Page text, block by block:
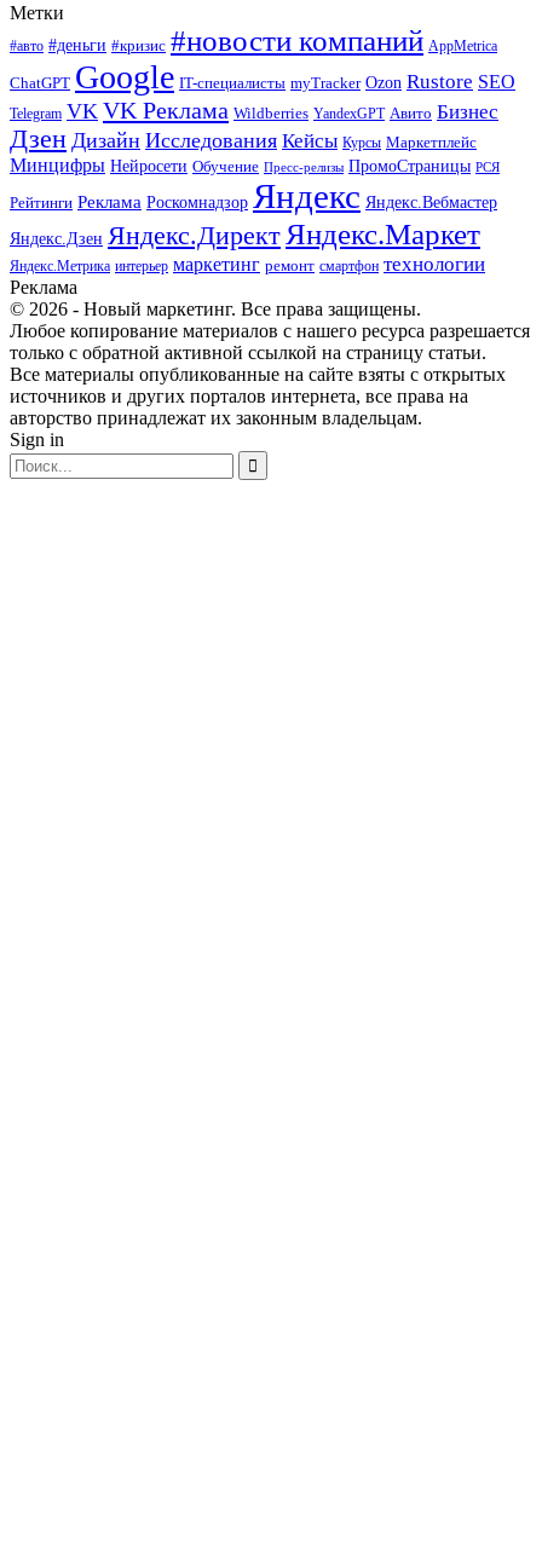
Метки
#авто #деньги #кризис #новости компаний AppMetrica
ChatGPT Google IT-специалисты myTracker Ozon Rustore SEO
Telegram VK VK Реклама Wildberries YandexGPT Авито Бизнес
Дзен Дизайн Исследования Кейсы Курсы Маркетплейс
Минцифры Нейросети Обучение Пресс-релизы ПромоСтраницы РСЯ
Рейтинги Реклама Роскомнадзор Яндекс Яндекс.Вебмастер
Яндекс.Дзен Яндекс.ДиректЯндекс.Маркет
Яндекс.Метрика интерьер маркетинг ремонт смартфон технологии
Реклама
© 2026 - Новый маркетинг. Все права защищены.
Любое копирование материалов с нашего ресурса разрешается
только с обратной активной ссылкой на страницу статьи.
Все материалы опубликованные на сайте взяты с открытых
источников и других порталов интернета, все права на
авторство принадлежат их законным владельцам.
Sign in